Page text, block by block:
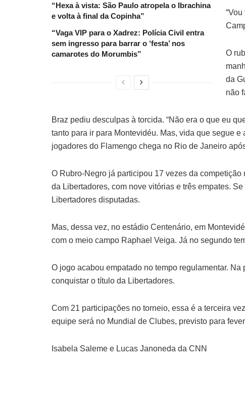
“Hexa à vista: São Paulo atropela o Ibrachina
e volta à final da Copinha”
“Vaga VIP para o Xadrez: Polícia Civil entra
sem ingresso para barrar o ‘festa’ nos
camarotes do Morumbis”
O
da
não
Braz pediu desculpas à torcida. “Não era o que eu
tanto para ir para Montevidéu. Mas, vida que segue
jogadores do Flamengo chega no Rio de Janeiro
O Rubro-Negro já participou 17 vezes da
da Libertadores, com nove vitórias e três empates.
Libertadores disputadas.
Mas, dessa vez, no estádio Centenário, em
com o meio campo Raphael Veiga. Já no segundo
O jogo acabou empatado no tempo regulamentar.
conquistar o título da Libertadores.
Com 21 participações no torneio, essa é a terceira
equipe será no Mundial de Clubes, previsto para
Isabela Saleme e Lucas Janoneda da CNN